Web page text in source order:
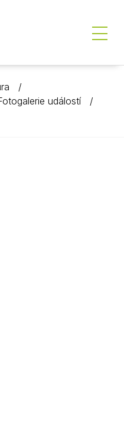
událostí